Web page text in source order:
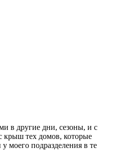
в другие дни, сезоны, и с
крыш тех домов, которые
моего подразделения в те